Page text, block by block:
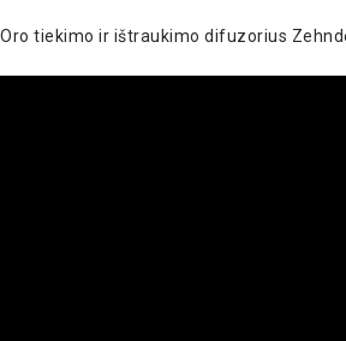
Oro tiekimo ir ištraukimo difuzorius